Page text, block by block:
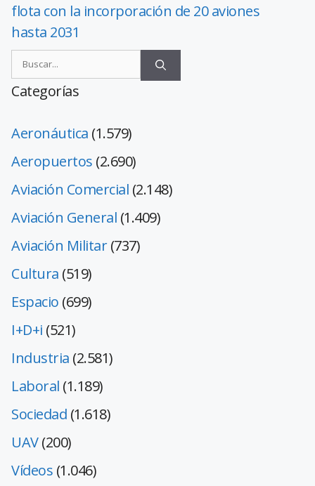
flota con la incorporación de 20 aviones
hasta 2031
Categorías
Aeronáutica (1.579)
Aeropuertos (2.690)
Aviación Comercial (2.148)
Aviación General (1.409)
Aviación Militar(737)
Cultura (519)
Espacio (699)
I+D+i (521)
Industria (2.581)
Laboral (1.189)
Sociedad (1.618)
UAV(200)
Vídeos (1.046)